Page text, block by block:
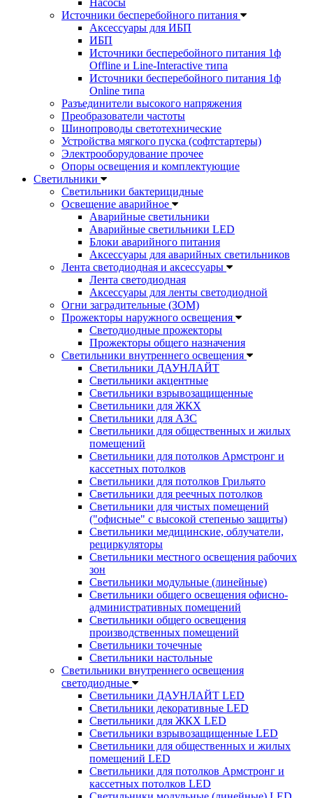
Насосы
Источники бесперебойного питания
Аксессуары для ИБП
ИБП
Источники бесперебойного питания 1ф
Offline и Line-Interactive типа
Источники бесперебойного питания 1ф
Online типа
Разъединители высокого напряжения
Преобразователи частоты
Шинопроводы светотехнические
Устройства мягкого пуска (софтстартеры)
Электрооборудование прочее
Опоры освещения и комплектующие
Светильники
Светильники бактерицидные
Освещение аварийное
Аварийные светильники
Аварийные светильники LED
Блоки аварийного питания
Аксессуары для аварийных светильников
Лента светодиодная и аксессуары
Лента светодиодная
Аксессуары для ленты светодиодной
Огни заградительные (ЗОМ)
Прожекторы наружного освещения
Светодиодные прожекторы
Прожекторы общего назначения
Светильники внутреннего освещения
Светильники ДАУНЛАЙТ
Светильники акцентные
Светильники взрывозащищенные
Светильники для ЖКХ
Светильники для АЗС
Светильники для общественных и жилых
помещений
Светильники для потолков Армстронг и
кассетных потолков
Светильники для потолков Грильято
Светильники для реечных потолков
Светильники для чистых помещений
("офисные" с высокой степенью защиты)
Светильники медицинские, облучатели,
рециркуляторы
Светильники местного освещения рабочих
зон
Светильники модульные (линейные)
Светильники общего освещения офисно-
административных помещений
Светильники общего освещения
производственных помещений
Светильники точечные
Светильники настольные
Светильники внутреннего освещения
светодиодные
Светильники ДАУНЛАЙТ LED
Светильники декоративные LED
Светильники для ЖКХ LED
Светильники взрывозащищенные LED
Светильники для общественных и жилых
помещений LED
Светильники для потолков Армстронг и
кассетных потолков LED